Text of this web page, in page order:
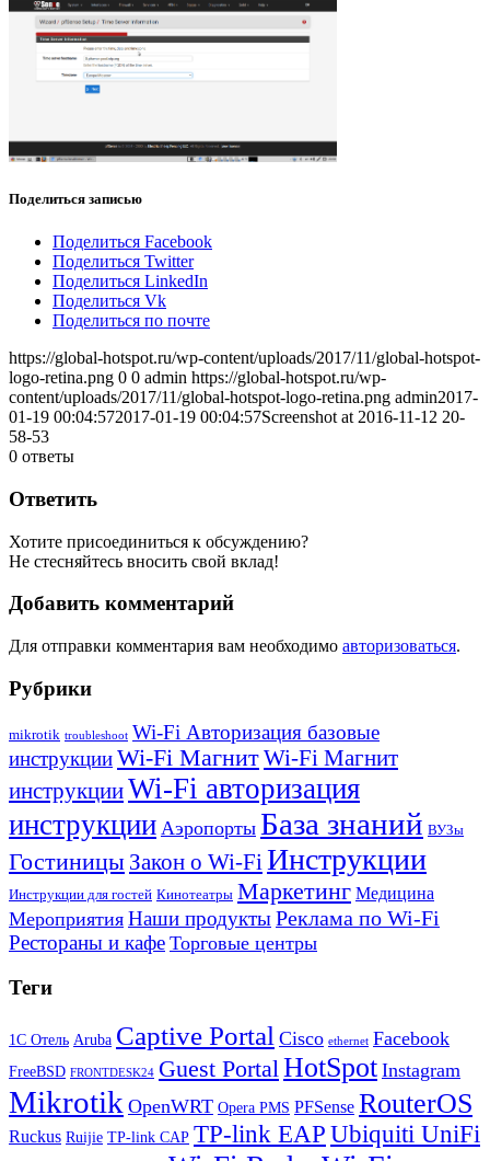
Поделиться записью
Поделиться Facebook
Поделиться Twitter
Поделиться LinkedIn
Поделиться Vk
Поделиться по почте
https://global-hotspot.ru/wp-content/uploads/2017/11/global-hotspot-
logo-retina.png 0 0 admin https://global-hotspot.ru/wp-
content/uploads/2017/11/global-hotspot-logo-retina.png admin2017-
01-19 00:04:572017-01-19 00:04:57Screenshot at 2016-11-12 20-
58-53
0 ответы
Ответить
Хотите присоединиться к обсуждению?
Не стесняйтесь вносить свой вклад!
Добавить комментарий
Для отправки комментария вам необходимо авторизоваться.
Рубрики
mikrotik troubleshoot Wi-Fi Авторизация базовые
инструкцииWi-Fi МагнитWi-Fi Магнит
инструкцииWi-Fi авторизация
инструкции Аэропорты База знаний ВУЗы
Гостиницы Закон о Wi-FiИнструкции
Инструкции для гостей Кинотеатры Маркетинг Медицина
Мероприятия Наши продуктыРеклама по Wi-Fi
Рестораны и кафе Торговые центры
Теги
1С Отель Aruba Captive Portal Cisco ethernet Facebook
FreeBSD FRONTDESK24 Guest PortalHotSpot Instagram
Mikrotik OpenWRT Opera PMS PFSense RouterOS
Ruckus Ruijie TP-link CAP TP-link EAP Ubiquiti UniFi